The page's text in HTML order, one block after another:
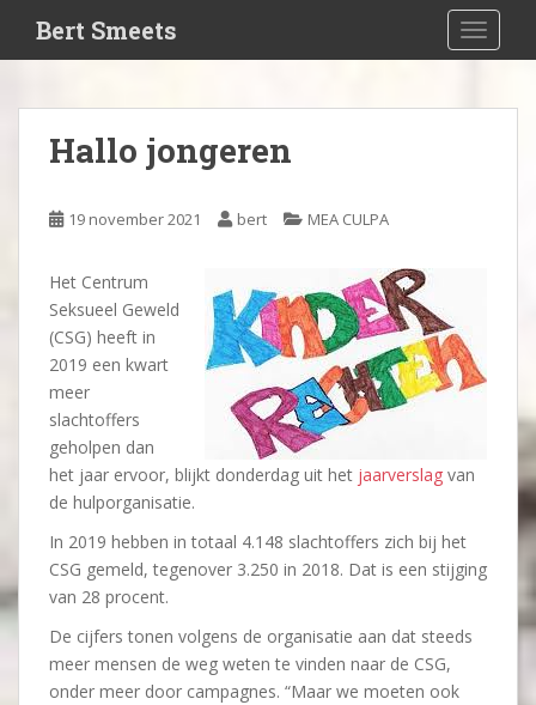
i
Bert Smeets
Hallo jongeren
19 november 2021 bert MEA CULPA
Het Centrum
Seksueel Geweld
(CSG) heeft in
2019 een kwart
meer
slachtoffers
geholpen dan
het jaar ervoor, blijkt donderdag uit het jaarverslag van
de hulporganisatie.
In 2019 hebben in totaal 4.148 slachtoffers zich bij het
CSG gemeld, tegenover 3.250 in 2018. Dat is een stijging
van 28 procent.
De cijfers tonen volgens de organisatie aan dat steeds
meer mensen de weg weten te vinden naar de CSG,
onder meer door campagnes. “Maar we moeten ook